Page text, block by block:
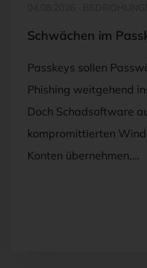
Schwächen im
Passkeys sollen
Phishing weitgehend
Doch Schadsoftware
kompromittierten
Konten übernehmen,…